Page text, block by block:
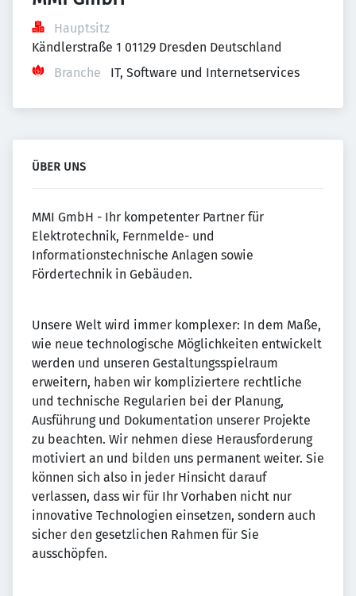
Hauptsitz
Kändlerstraße 1 01129 Dresden Deutschland
Branche
IT, Software und Internetservices
ÜBER UNS
MMI GmbH - Ihr kompetenter Partner für
Elektrotechnik, Fernmelde- und
Informationstechnische Anlagen sowie
Fördertechnik in Gebäuden.
Unsere Welt wird immer komplexer: In dem Maße,
wie neue technologische Möglichkeiten entwickelt
werden und unseren Gestaltungsspielraum
erweitern, haben wir kompliziertere rechtliche
und technische Regularien bei der Planung,
Ausführung und Dokumentation unserer Projekte
zu beachten. Wir nehmen diese Herausforderung
motiviert an und bilden uns permanent weiter. Sie
können sich also in jeder Hinsicht darauf
verlassen, dass wir für Ihr Vorhaben nicht nur
innovative Technologien einsetzen, sondern auch
sicher den gesetzlichen Rahmen für Sie
ausschöpfen.